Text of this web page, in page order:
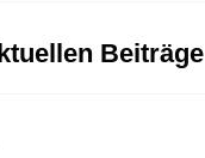
Beiträge